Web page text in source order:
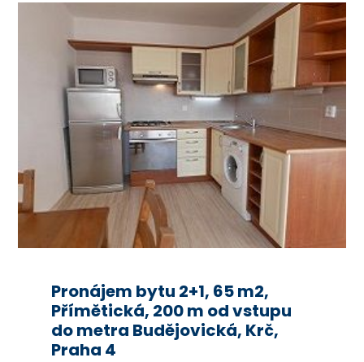
Pronájem bytu 2+1, 65 m2,
Přímětická, 200 m od vstupu
do metra Budějovická, Krč,
Praha 4